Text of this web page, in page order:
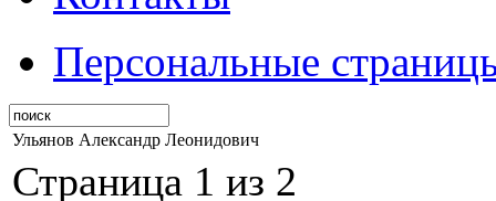
Персональные
Ульянов Александр Леонидович
Страница 1 из 2